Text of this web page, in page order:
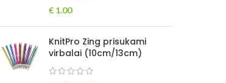
€ 1.00
KnitPro Zing prisukami
virbalai (10cm/13cm)